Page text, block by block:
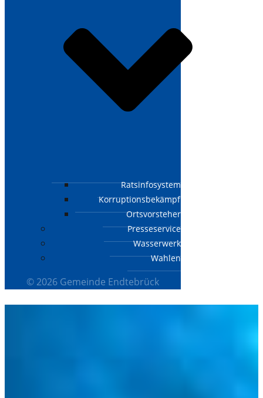
Ratsinfosystem
Korruptionsbekämpfungsgesetz
Ortsvorsteher
Presseservice
Wasserwerk
Wahlen
© 2026 Gemeinde Endtebrück